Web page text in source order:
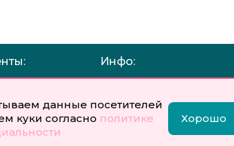
данные посетителей
куки согласно политике
Хорошо
Инфо:
ответственностью
«Профобразование»